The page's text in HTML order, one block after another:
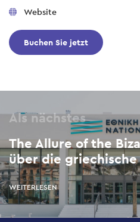
Website
Buchen Sie jetzt
Als nächstes
The Allure of the
über die griechische
WEITERLESEN